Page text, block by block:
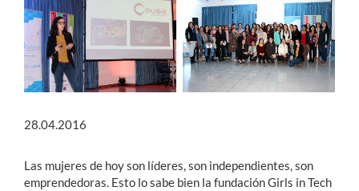
28.04.2016
Las mujeres de hoy son líderes, son independientes, son
emprendedoras. Esto lo sabe bien la fundación Girls in Tech